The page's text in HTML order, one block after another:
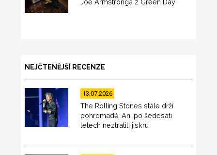
NEJČTENĚJŠÍ RECENZE
13.07.2026
The Rolling Stones stále drží
pohromadě. Ani po šedesáti
letech neztratili jiskru